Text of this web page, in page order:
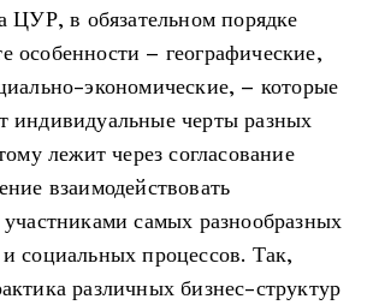
ЦУР, в обязательном порядке
особенности – географические,
экономические, – которые
индивидуальные черты разных
лежит через согласование
взаимодействовать
самых разнообразных
социальных процессов. Так,
различных бизнес-структур